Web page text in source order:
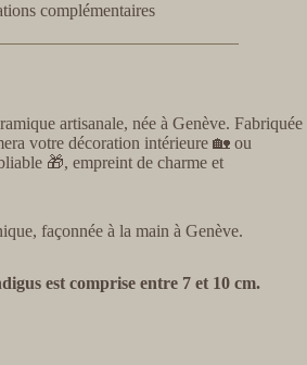
complémentaires
artisanale, née à Genève. Fabriquée
votre décoration intérieure 🏡 ou
🎁, empreint de charme et
façonnée à la main à Genève.
est comprise entre 7 et 10 cm.